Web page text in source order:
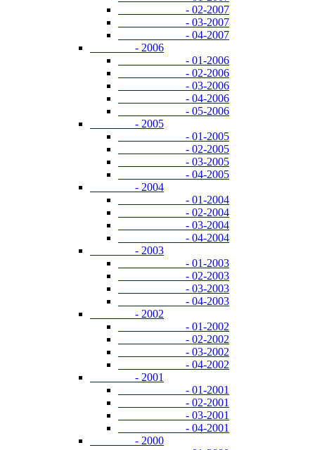
- 02-2007
- 03-2007
- 04-2007
- 2006
- 01-2006
- 02-2006
- 03-2006
- 04-2006
- 05-2006
- 2005
- 01-2005
- 02-2005
- 03-2005
- 04-2005
- 2004
- 01-2004
- 02-2004
- 03-2004
- 04-2004
- 2003
- 01-2003
- 02-2003
- 03-2003
- 04-2003
- 2002
- 01-2002
- 02-2002
- 03-2002
- 04-2002
- 2001
- 01-2001
- 02-2001
- 03-2001
- 04-2001
- 2000